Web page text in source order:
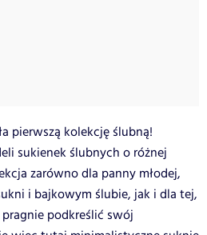
pierwszą kolekcję ślubną!
sukienek ślubnych o różnej
zarówno dla panny młodej,
i bajkowym ślubie, jak i dla tej,
podkreślić swój